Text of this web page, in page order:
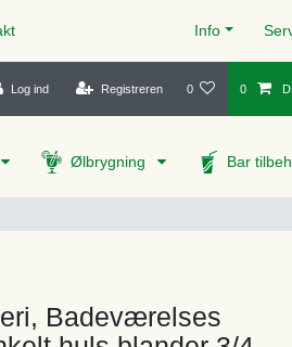
Info
Log ind Registreren 0 0
Ølbrygning Bar
Badeværelses